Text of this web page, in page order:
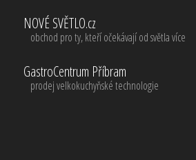
NOVÉ SVĚTLO.cz
obchod pro ty, kteří očekávají od světla více
GastroCentrum Příbram
prodej velkokuchyňské technologie